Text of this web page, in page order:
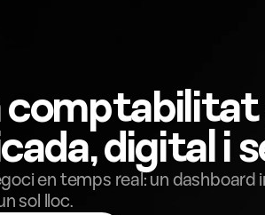
comptabilitat
digital i
en temps real: un
sol lloc.